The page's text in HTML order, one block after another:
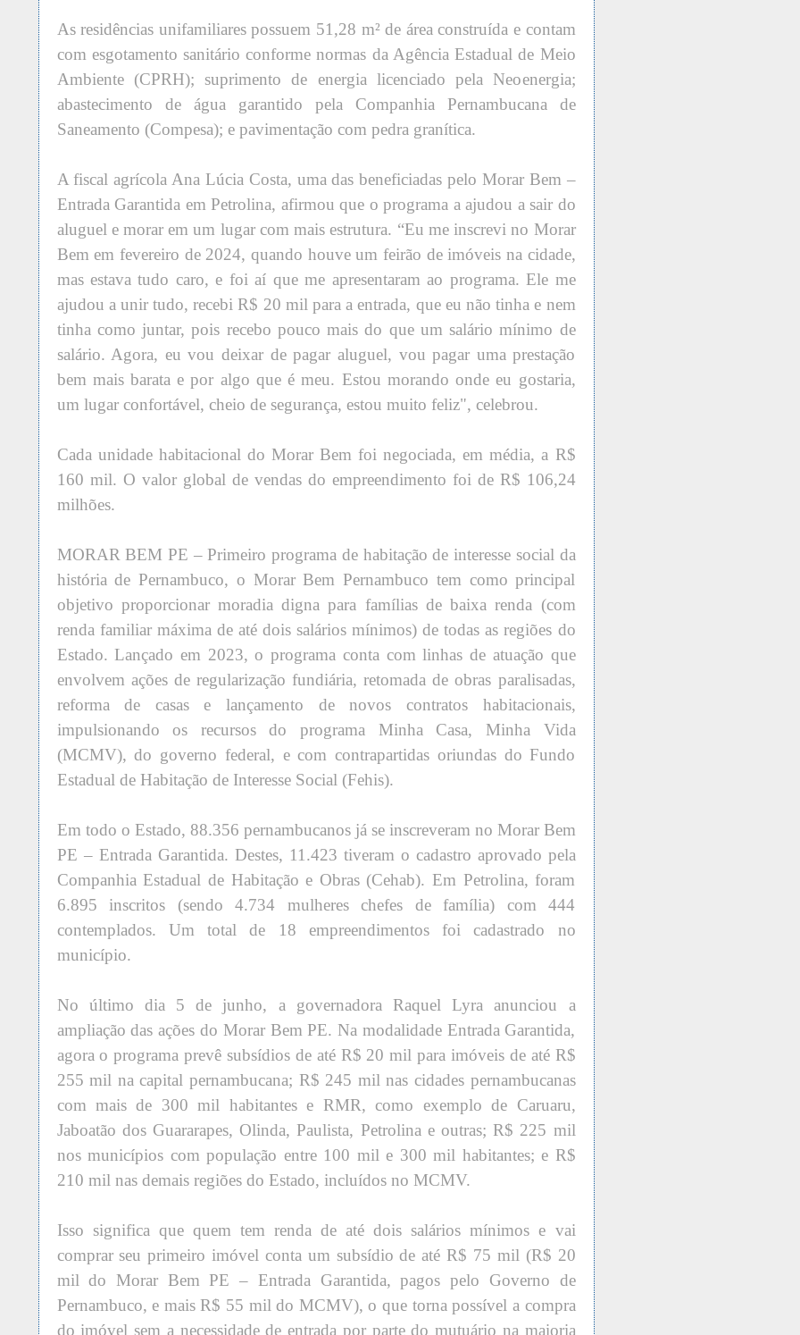
As residências unifamiliares possuem 51,28 m² de área construída e contam
com esgotamento sanitário conforme normas da Agência Estadual de Meio
Ambiente (CPRH); suprimento de energia licenciado pela Neoenergia;
abastecimento de água garantido pela Companhia Pernambucana de
Saneamento (Compesa); e pavimentação com pedra granítica.
A fiscal agrícola Ana Lúcia Costa, uma das beneficiadas pelo Morar Bem –
Entrada Garantida em Petrolina, afirmou que o programa a ajudou a sair do
aluguel e morar em um lugar com mais estrutura. “Eu me inscrevi no Morar
Bem em fevereiro de 2024, quando houve um feirão de imóveis na cidade,
mas estava tudo caro, e foi aí que me apresentaram ao programa. Ele me
ajudou a unir tudo, recebi R$ 20 mil para a entrada, que eu não tinha e nem
tinha como juntar, pois recebo pouco mais do que um salário mínimo de
salário. Agora, eu vou deixar de pagar aluguel, vou pagar uma prestação
bem mais barata e por algo que é meu. Estou morando onde eu gostaria,
um lugar confortável, cheio de segurança, estou muito feliz", celebrou.
Cada unidade habitacional do Morar Bem foi negociada, em média, a R$
160 mil. O valor global de vendas do empreendimento foi de R$ 106,24
milhões.
MORAR BEM PE – Primeiro programa de habitação de interesse social da
história de Pernambuco, o Morar Bem Pernambuco tem como principal
objetivo proporcionar moradia digna para famílias de baixa renda (com
renda familiar máxima de até dois salários mínimos) de todas as regiões do
Estado. Lançado em 2023, o programa conta com linhas de atuação que
envolvem ações de regularização fundiária, retomada de obras paralisadas,
reforma de casas e lançamento de novos contratos habitacionais,
impulsionando os recursos do programa Minha Casa, Minha Vida
(MCMV), do governo federal, e com contrapartidas oriundas do Fundo
Estadual de Habitação de Interesse Social (Fehis).
Em todo o Estado, 88.356 pernambucanos já se inscreveram no Morar Bem
PE – Entrada Garantida. Destes, 11.423 tiveram o cadastro aprovado pela
Companhia Estadual de Habitação e Obras (Cehab). Em Petrolina, foram
6.895 inscritos (sendo 4.734 mulheres chefes de família) com 444
contemplados. Um total de 18 empreendimentos foi cadastrado no
município.
No último dia 5 de junho, a governadora Raquel Lyra anunciou a
ampliação das ações do Morar Bem PE. Na modalidade Entrada Garantida,
agora o programa prevê subsídios de até R$ 20 mil para imóveis de até R$
255 mil na capital pernambucana; R$ 245 mil nas cidades pernambucanas
com mais de 300 mil habitantes e RMR, como exemplo de Caruaru,
Jaboatão dos Guararapes, Olinda, Paulista, Petrolina e outras; R$ 225 mil
nos municípios com população entre 100 mil e 300 mil habitantes; e R$
210 mil nas demais regiões do Estado, incluídos no MCMV.
Isso significa que quem tem renda de até dois salários mínimos e vai
comprar seu primeiro imóvel conta um subsídio de até R$ 75 mil (R$ 20
mil do Morar Bem PE – Entrada Garantida, pagos pelo Governo de
Pernambuco, e mais R$ 55 mil do MCMV), o que torna possível a compra
do imóvel sem a necessidade de entrada por parte do mutuário na maioria